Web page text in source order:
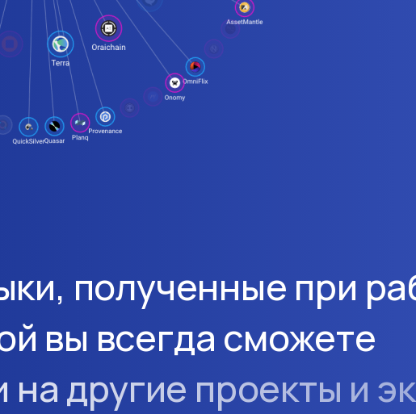
полученные при
вы всегда сможете
на другие проекты и